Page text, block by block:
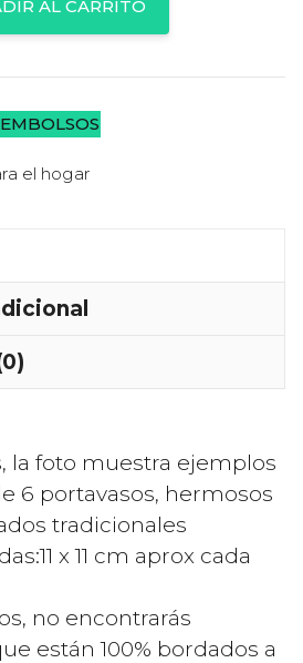
AL CARRITO
el hogar
la foto muestra ejemplos
6 portavasos, hermosos
tradicionales
x 11 cm aprox cada
no encontrarás
están 100% bordados a